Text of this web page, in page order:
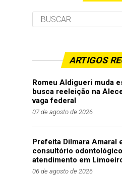
ARTIGOS
Romeu Aldigueri muda
busca reeleição na
vaga federal
07 de agosto de 2026
Prefeita Dilmara Amaral
consultório
atendimento em
06 de agosto de 2026